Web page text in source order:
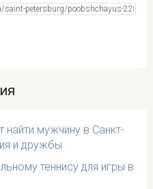
мужчину в Санкт-
и дружбы
теннису для игры в